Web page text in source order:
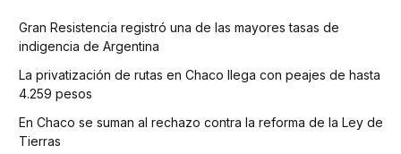
Gran Resistencia registró una de las mayores tasas de
indigencia de Argentina
La privatización de rutas en Chaco llega con peajes de hasta
4.259 pesos
En Chaco se suman al rechazo contra la reforma de la Ley de
Tierras